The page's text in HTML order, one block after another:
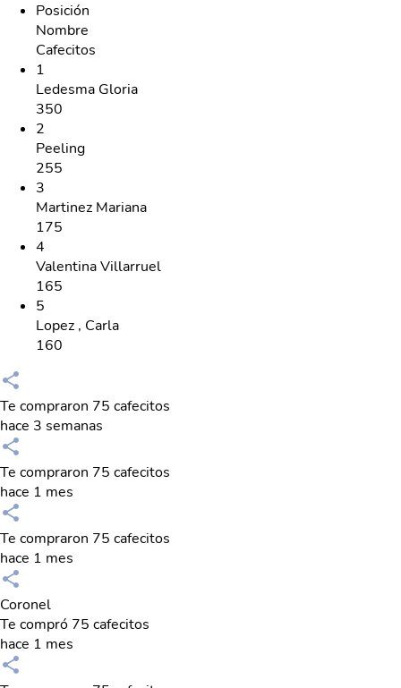
Posición
Nombre
Cafecitos
1
Ledesma Gloria
350
2
Peeling
255
3
Martinez Mariana
175
4
Valentina Villarruel
165
5
Lopez , Carla
160
Te compraron 75 cafecitos
hace 3 semanas
Te compraron 75 cafecitos
hace 1 mes
Te compraron 75 cafecitos
hace 1 mes
Coronel
Te compró 75 cafecitos
hace 1 mes